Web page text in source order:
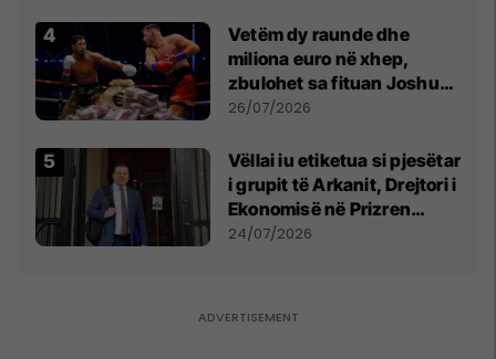
Vetëm dy raunde dhe
miliona euro në xhep,
zbulohet sa fituan Joshua
e Prenga
26/07/2026
Vëllai iu etiketua si pjesëtar
i grupit të Arkanit, Drejtori i
Ekonomisë në Prizren
mohon pretendimet
24/07/2026